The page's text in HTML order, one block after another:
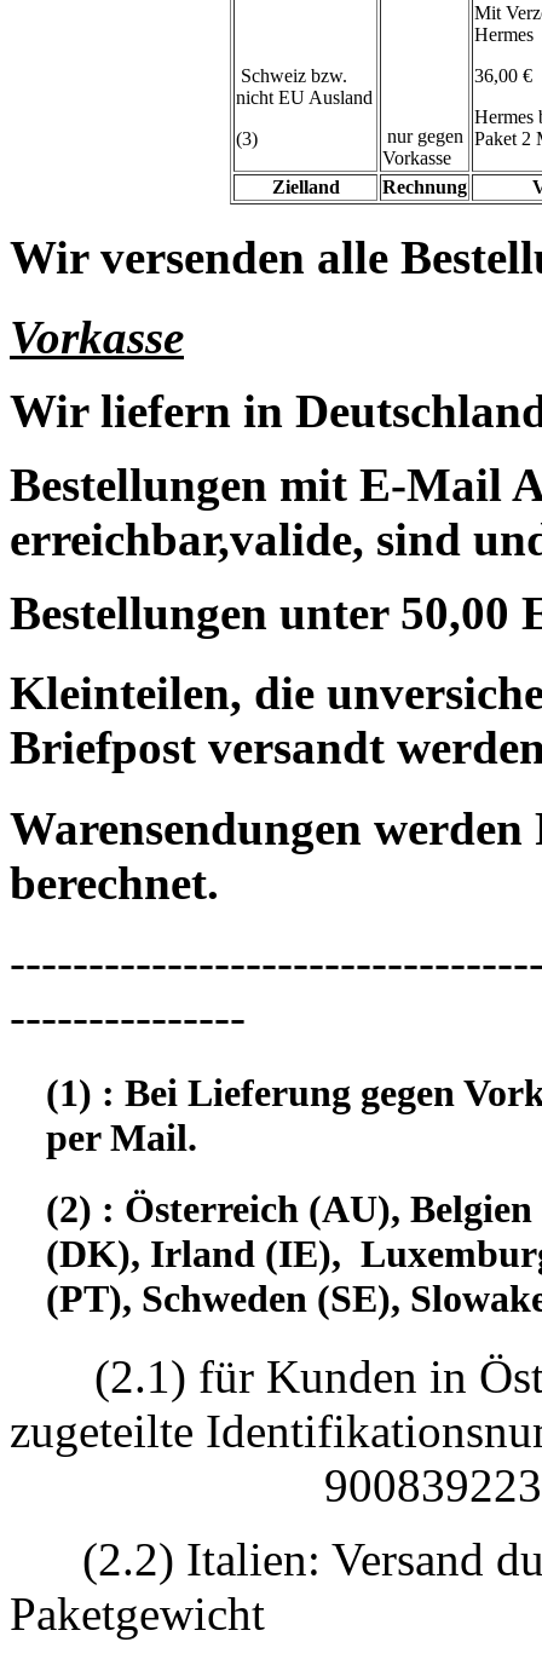
Zielland Rechnung
Schweiz bzw.
nicht EU Ausland
(3)
nur gegen
Vorkasse
Mit
Hermes
36,00 €
Hermes
Paket 2
Wir versenden alle
Vorkasse
Wir liefern in
Bestellungen mit E-Mail
erreichbar,valide, sind
Bestellungen unter 50,00
Kleinteilen, die
Briefpost versandt
Warensendungen
berechnet.
---------------
(1) : Bei Lieferung gegen
per Mail.
(2) : Österreich (AU),
(DK), Irland (IE),
(PT), Schweden (SE),
(2.1) für Kunden in
zugeteilte
(2.2) Italien: Versand
Paketgewicht